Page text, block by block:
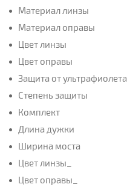
Материал линзы
Материал оправы
Цвет линзы
Цвет оправы
Защита от ультрафиолета
Степень защиты
Комплект
Длина дужки
Ширина моста
Цвет линзы_
Цвет оправы_